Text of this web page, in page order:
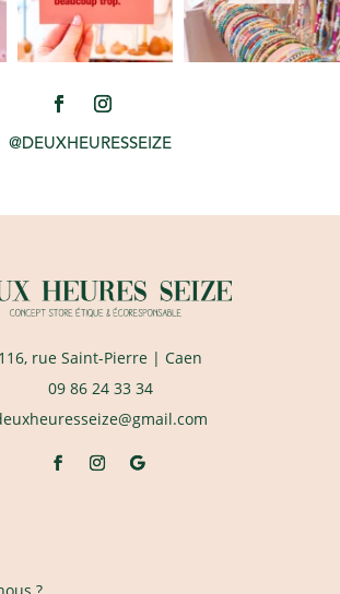
@DEUXHEURESSEIZE
116, rue Saint-Pierre | Caen
09 86 24 33 34
?